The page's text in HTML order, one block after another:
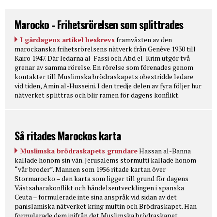
Marocko - Frihetsrörelsen som splittrades
I gårdagens artikel beskrevs framväxten av den
marockanska frihetsrörelsens nätverk från Genève 1930 till
Kairo 1947. Där ledarna al-Fassi och Abd el-Krim utgör två
grenar av samma rörelse. En rörelse som förenades genom
kontakter till Muslimska brödraskapets obestridde ledare
vid tiden, Amin al-Husseini. I den tredje delen av fyra följer hur
nätverket splittras och blir ramen för dagens konflikt.
Så ritades Marockos karta
Muslimska brödraskapets grundareHassan al-Banna
kallade honom sin vän. Jerusalems stormufti kallade honom
“vår broder”. Mannen som 1956 ritade kartan över
Stormarocko – den karta som ligger till grund för dagens
Västsaharakonflikt och händelseutvecklingen i spanska
Ceuta – formulerade inte sina anspråk vid sidan av det
panislamiska nätverket kring muftin och Brödraskapet. Han